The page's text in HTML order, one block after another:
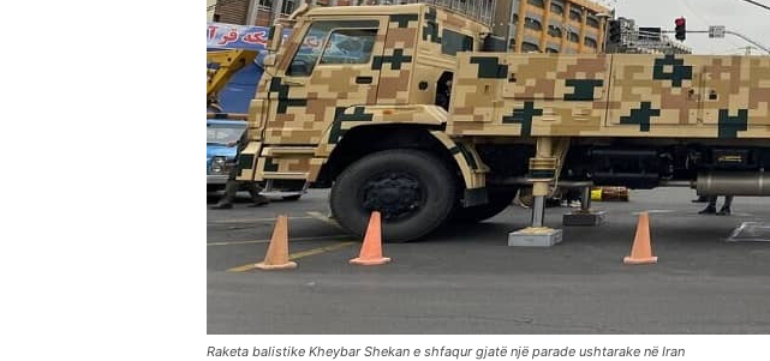
Raketa balistike Kheybar Shekan e shfaqur gjatë një parade ushtarake në Iran